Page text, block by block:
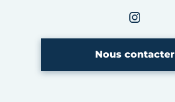
Instagram
CMA Bretagne
Nous contacter